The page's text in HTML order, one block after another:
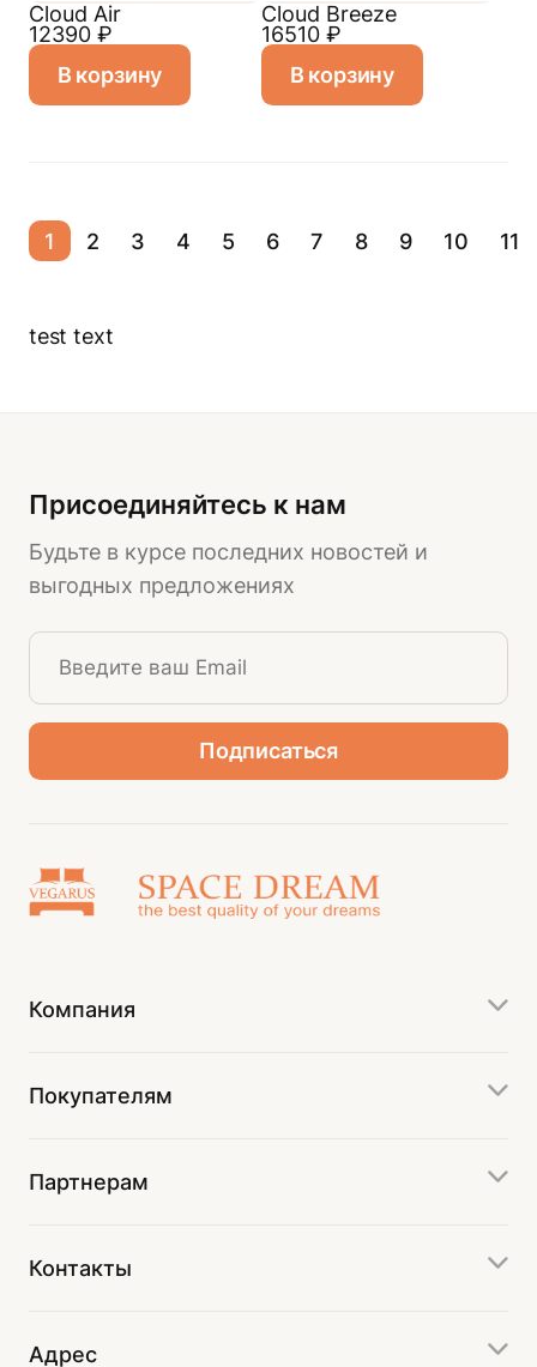
Cloud Air
12390 ₽
В корзину
Cloud Breeze
16510 ₽
В корзину
1 2 3 4 5 6 7 8 9 10 11
test text
Присоединяйтесь к нам
Будьте в курсе последних новостей и
выгодных предложениях
Компания
Покупателям
Партнерам
Контакты
Адрес